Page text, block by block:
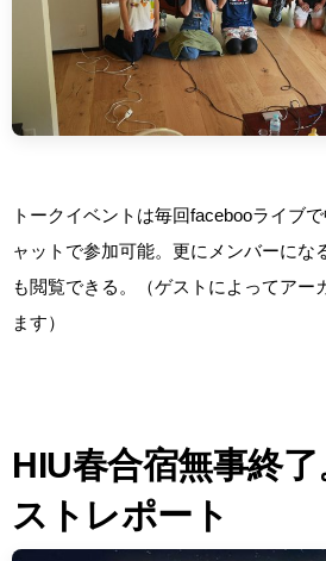
トークイベントは毎回facebooライブ
ャットで参加可能。更にメンバーにな
も閲覧できる。（ゲストによってアー
ます）
HIU春合宿無事終
ストレポート